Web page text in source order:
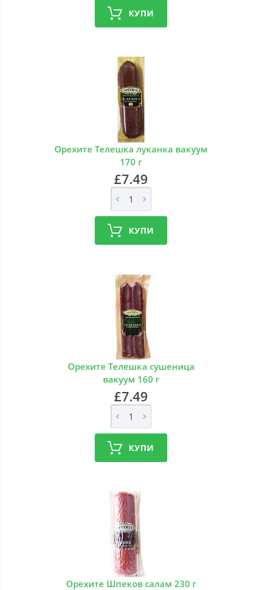
КУПИ
Орехите Телешка луканка вакуум
170 г
£7.49
КУПИ
Орехите Телешка сушеница
вакуум 160 г
£7.49
КУПИ
Орехите Шпеков салам 230 г